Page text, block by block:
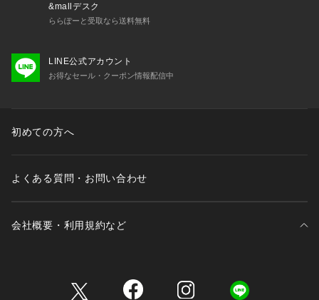
&mallデスク
ららぽーと受取なら送料無料
LINE公式アカウント
お得なセール・クーポン情報配信中
初めての方へ
よくある質問・お問い合わせ
会社概要・利用規約など